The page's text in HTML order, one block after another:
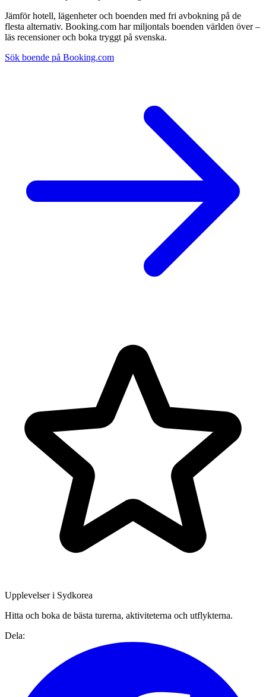
Jämför hotell, lägenheter och boenden med fri avbokning på de
flesta alternativ. Booking.com har miljontals boenden världen över –
läs recensioner och boka tryggt på svenska.
Sök boende på Booking.com
Upplevelser i Sydkorea
Hitta och boka de bästa turerna, aktiviteterna och utflykterna.
Dela: